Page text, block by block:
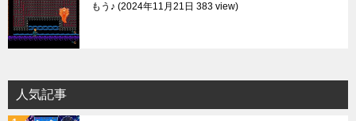
もう♪ 2024年11月21日 383 view
人気記事